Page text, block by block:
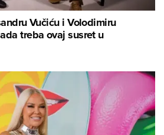
Vučiću i Volodimiru
treba ovaj susret u